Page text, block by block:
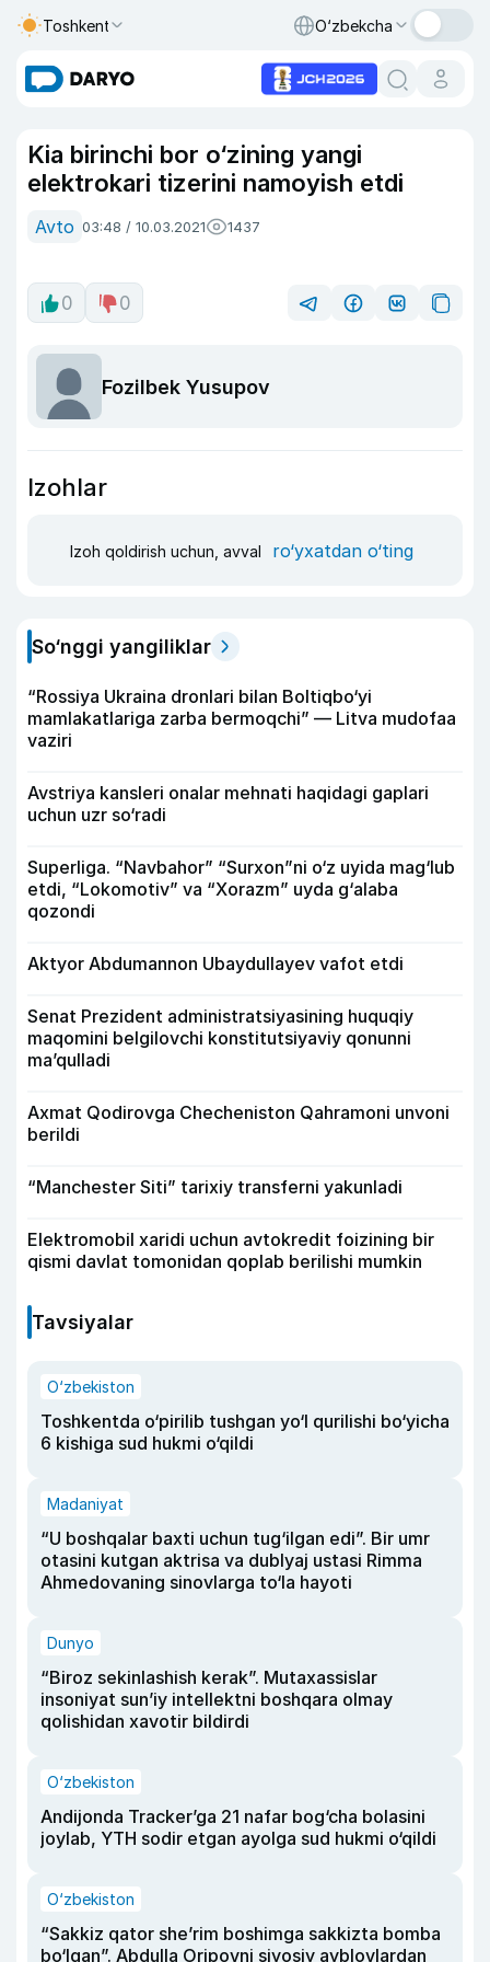
Toshkent O‘zbekcha
Kia birinchi bor o‘zining yangi
elektrokari tizerini namoyish etdi
Avto 03:48 / 10.03.2021 1437
0 0
Fozilbek Yusupov
Izohlar
Izoh qoldirish uchun, avval ro‘yxatdan o‘ting
So‘nggi yangiliklar
“Rossiya Ukraina dronlari bilan Boltiqbo‘yi
mamlakatlariga zarba bermoqchi” — Litva mudofaa
vaziri
Avstriya kansleri onalar mehnati haqidagi gaplari
uchun uzr so‘radi
Superliga. “Navbahor” “Surxon”ni o‘z uyida mag‘lub
etdi, “Lokomotiv” va “Xorazm” uyda g‘alaba
qozondi
Aktyor Abdu­mannon Ubaydullayev vafot etdi
Senat Prezident administratsiyasining huquqiy
maqomini belgilovchi konstitutsiyaviy qonunni
ma’qulladi
Axmat Qodirovga Checheniston Qahramoni unvoni
berildi
“Manchester Siti” tarixiy transferni yakunladi
Elektromobil xaridi uchun avtokredit foizining bir
qismi davlat tomonidan qoplab berilishi mumkin
Tavsiyalar
O‘zbekiston
Toshkentda o‘pirilib tushgan yo‘l qurilishi bo‘yicha
6 kishiga sud hukmi o‘qildi
Madaniyat
“U boshqalar baxti uchun tug‘ilgan edi”. Bir umr
otasini kutgan aktrisa va dublyaj ustasi Rimma
Ahmedovaning sinovlarga to‘la hayoti
Dunyo
“Biroz sekinlashish kerak”. Mutaxassislar
insoniyat sun’iy intellektni boshqara olmay
qolishidan xavotir bildirdi
O‘zbekiston
Andijonda Tracker’ga 21 nafar bog‘cha bolasini
joylab, YTH sodir etgan ayolga sud hukmi o‘qildi
O‘zbekiston
“Sakkiz qator she’rim boshimga sakkizta bomba
bo‘lgan”. Abdulla Oripovni siyosiy ayblovlardan